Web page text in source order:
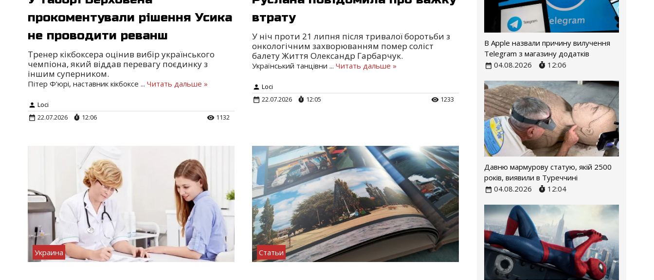
прокоментували рішення Усика
не проводити реванш
Тренер кікбоксера оцінив вибір українського
чемпіона, який віддав перевагу поєдинку з
іншим суперником.
Пітер Ф’юрі, наставник кікбоксе ... Читать дальше »
Loci
22.07.2026
12:06 1132
втрату
У ніч проти 21 липня після тривалої боротьби з
онкологічним захворюванням помер соліст
балету Життя Олександр Гарбарчук.
Український танцівни ... Читать дальше »
Loci
22.07.2026
12:05 1233
Украина Статьи
В Apple назвали причину вилучення
Telegram з магазину додатків
04.08.2026
12:06
Давню мармурову статую, якій 2500
років, виявили в Туреччині
04.08.2026
12:04